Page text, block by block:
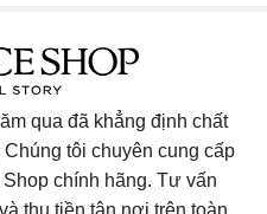
qua đã khẳng định chất
tôi chuyên cung cấp
chính hãng. Tư vấn
thu tiền tận nơi trên toàn